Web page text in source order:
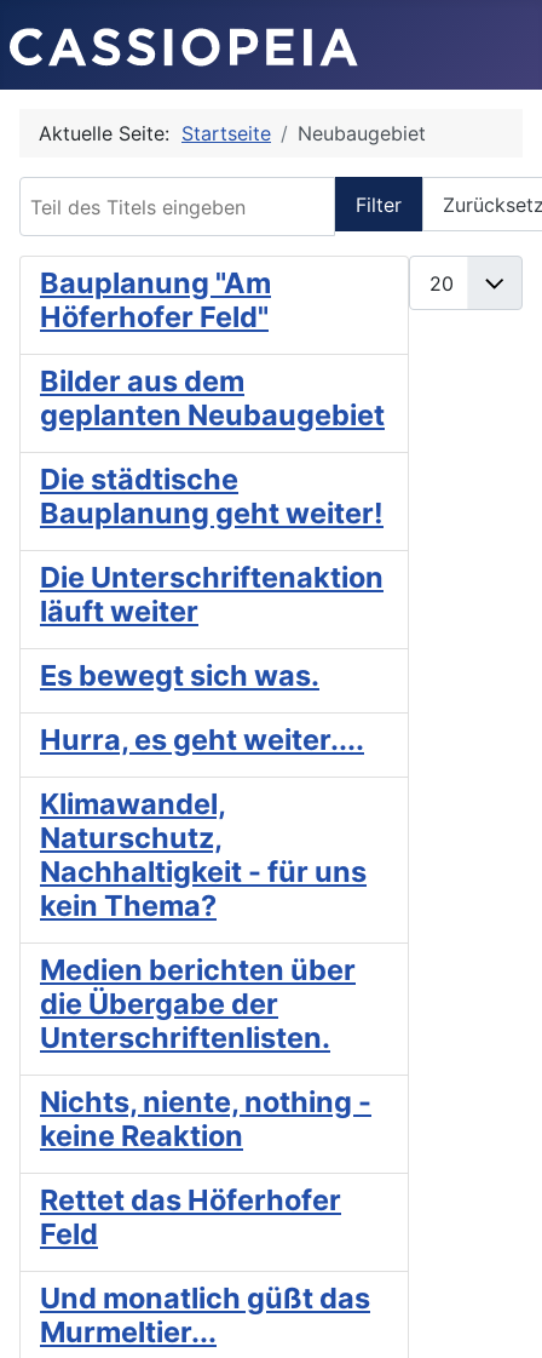
Aktuelle Seite: Startseite Neubaugebiet
Filter
Bauplanung "Am
Höferhofer Feld"
Bilder aus dem
geplanten Neubaugebiet
Die städtische
Bauplanung geht weiter!
Die Unterschriftenaktion
läuft weiter
Es bewegt sich was.
Hurra, es geht weiter....
Klimawandel,
Naturschutz,
Nachhaltigkeit - für uns
kein Thema?
Medien berichten über
die Übergabe der
Unterschriftenlisten.
Nichts, niente, nothing -
keine Reaktion
Rettet das Höferhofer
Feld
Und monatlich güßt das
Murmeltier...